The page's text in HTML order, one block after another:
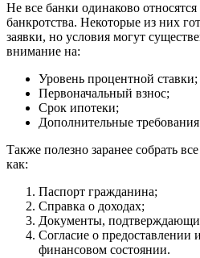
Не все банки одинаково
банкротства. Некоторые из них
заявки, но условия могут
внимание на:
Уровень процентной ставки;
Первоначальный взнос;
Срок ипотеки;
Дополнительные
Также полезно заранее собрать
как:
Паспорт гражданина;
Справка о доходах;
Документы,
Согласие о
финансовом состоянии.